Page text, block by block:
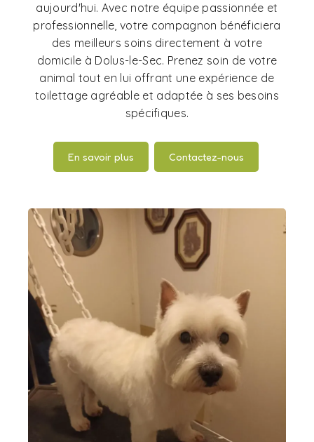
aujourd'hui. Avec notre équipe passionnée et
professionnelle, votre compagnon bénéficiera
des meilleurs soins directement à votre
domicile à Dolus-le-Sec. Prenez soin de votre
animal tout en lui offrant une expérience de
toilettage agréable et adaptée à ses besoins
spécifiques.
En savoir plus Contactez-nous